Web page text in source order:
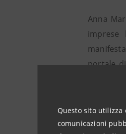
Questo sito utilizza
comunicazioni
Anna
imprese
portale
turismo
anche
un